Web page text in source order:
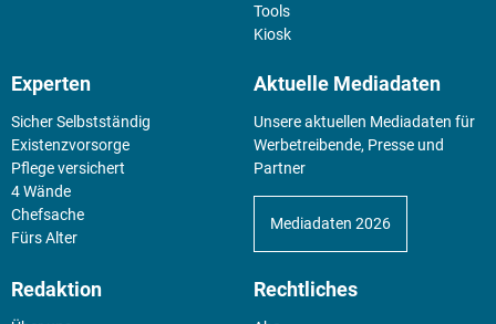
Tools
Kiosk
Experten
Sicher Selbstständig
Existenz­vorsorge
Pflege versichert
4 Wände
Chefsache
Fürs Alter
Aktuelle Mediadaten
Unsere aktuellen Mediadaten für
Werbetreibende, Presse und
Partner
Mediadaten 2026
Redaktion Rechtliches